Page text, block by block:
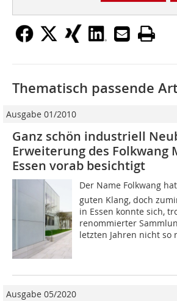
Thematisch passende
Ausgabe 01/2010
Ganz schön industriell
Erweiterung des Folkwang
Essen vorab besichtigt
Der Name Folkwang
guten Klang, doch
in Essen konnte sich,
renommierter
letzten Jahren nicht so
Ausgabe 05/2020